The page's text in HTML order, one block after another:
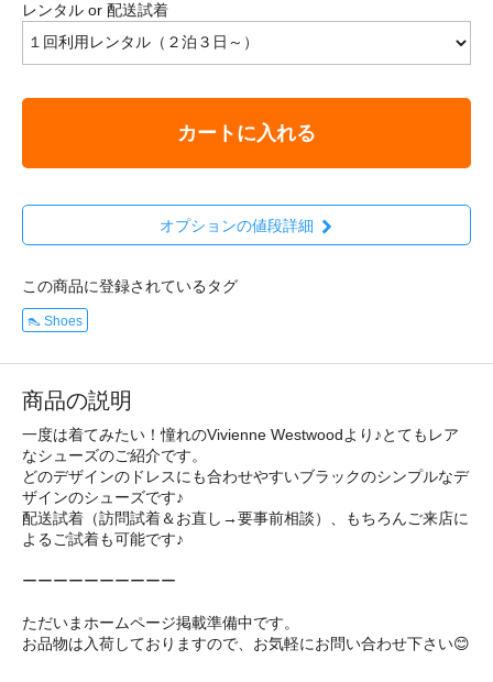
レンタル or 配送試着
カートに入れる
オプションの値段詳細
この商品に登録されているタグ
👠 Shoes
商品の説明
一度は着てみたい！憧れのVivienne Westwoodより♪とてもレア
なシューズのご紹介です。
どのデザインのドレスにも合わせやすいブラックのシンプルなデ
ザインのシューズです♪
配送試着（訪問試着＆お直し→要事前相談）、もちろんご来店に
よるご試着も可能です♪
ーーーーーーーーーー
ただいまホームページ掲載準備中です。
お品物は入荷しておりますので、お気軽にお問い合わせ下さい😊